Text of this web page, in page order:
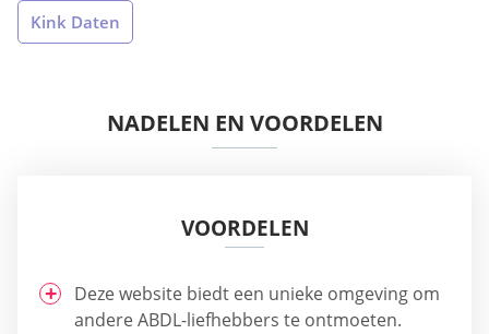
Kink Daten
NADELEN EN VOORDELEN
VOORDELEN
Deze website biedt een unieke omgeving om
andere ABDL-liefhebbers te ontmoeten.